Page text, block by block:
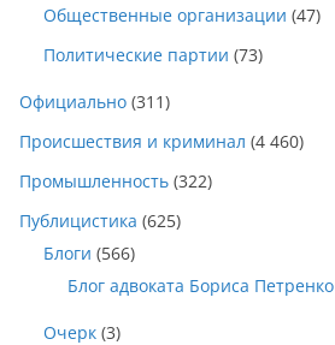
Общественные организации (47)
Политические партии (73)
Официально (311)
Происшествия и криминал (4 460)
Промышленность (322)
Публицистика (625)
Блоги (566)
Блог адвоката Бориса Петренко
Очерк (3)